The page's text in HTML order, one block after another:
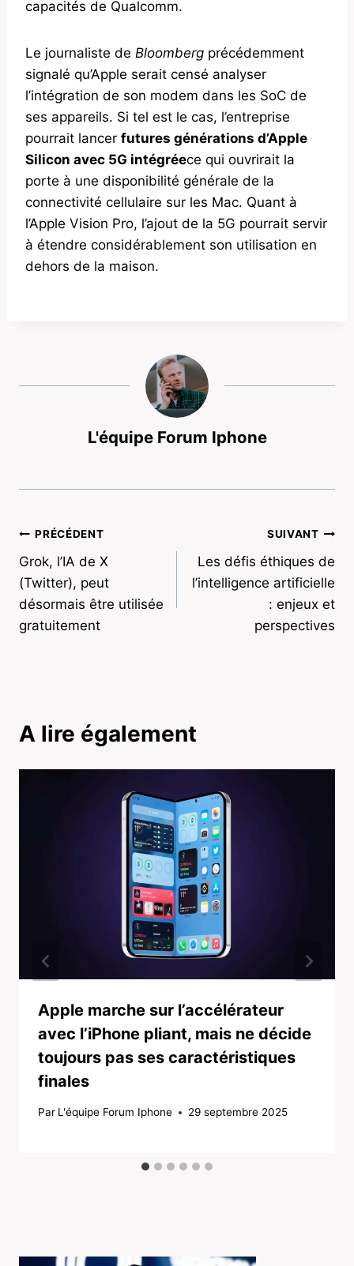
capacités de Qualcomm.
Le journaliste de Bloomberg précédemment
signalé qu’Apple serait censé analyser
l’intégration de son modem dans les SoC de
ses appareils. Si tel est le cas, l’entreprise
pourrait lancer futures générations d’Apple
Silicon avec 5G intégréece qui ouvrirait la
porte à une disponibilité générale de la
connectivité cellulaire sur les Mac. Quant à
l’Apple Vision Pro, l’ajout de la 5G pourrait servir
à étendre considérablement son utilisation en
dehors de la maison.
L'équipe Forum Iphone
Navigation
de
l’article
PRÉCÉDENT
Grok, l’IA de X
(Twitter), peut
désormais être utilisée
gratuitement
SUIVANT
Les défis éthiques de
l’intelligence artificielle
: enjeux et
perspectives
A lire également
Apple marche sur l’accélérateur
avec l’iPhone pliant, mais ne décide
toujours pas ses caractéristiques
finales
Par L'équipe Forum Iphone 29 septembre 2025